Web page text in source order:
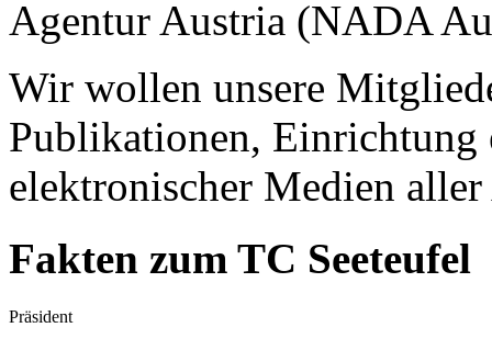
Agentur Austria (NADA
Wir wollen unsere
Publikationen, Einrichtung
elektronischer Medien
Fakten zum TC Seeteufel
Präsident